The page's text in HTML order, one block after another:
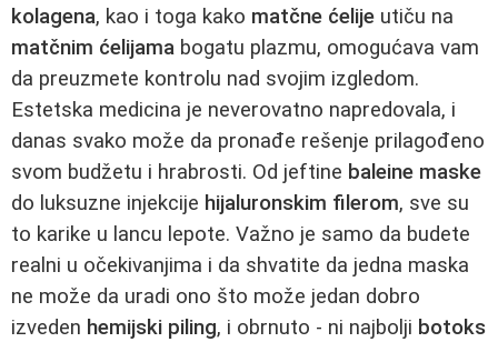
kolagena, kao i toga kako matčne ćelije utiču na
matčnim ćelijama bogatu plazmu, omogućava vam
da preuzmete kontrolu nad svojim izgledom.
Estetska medicina je neverovatno napredovala, i
danas svako može da pronađe rešenje prilagođeno
svom budžetu i hrabrosti. Od jeftine baleine maske
do luksuzne injekcije hijaluronskim filerom, sve su
to karike u lancu lepote. Važno je samo da budete
realni u očekivanjima i da shvatite da jedna maska
ne može da uradi ono što može jedan dobro
izveden hemijski piling, i obrnuto - ni najbolji botoks